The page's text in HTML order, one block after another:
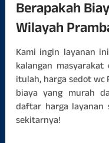
Berapakah
Wilayah
Kami ingin layanan
kalangan
itulah, harga sedot
biaya yang murah
daftar harga layanan
sekitarnya!